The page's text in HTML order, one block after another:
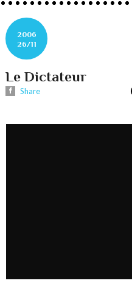
2006
26/11
Le Dictateur
Share